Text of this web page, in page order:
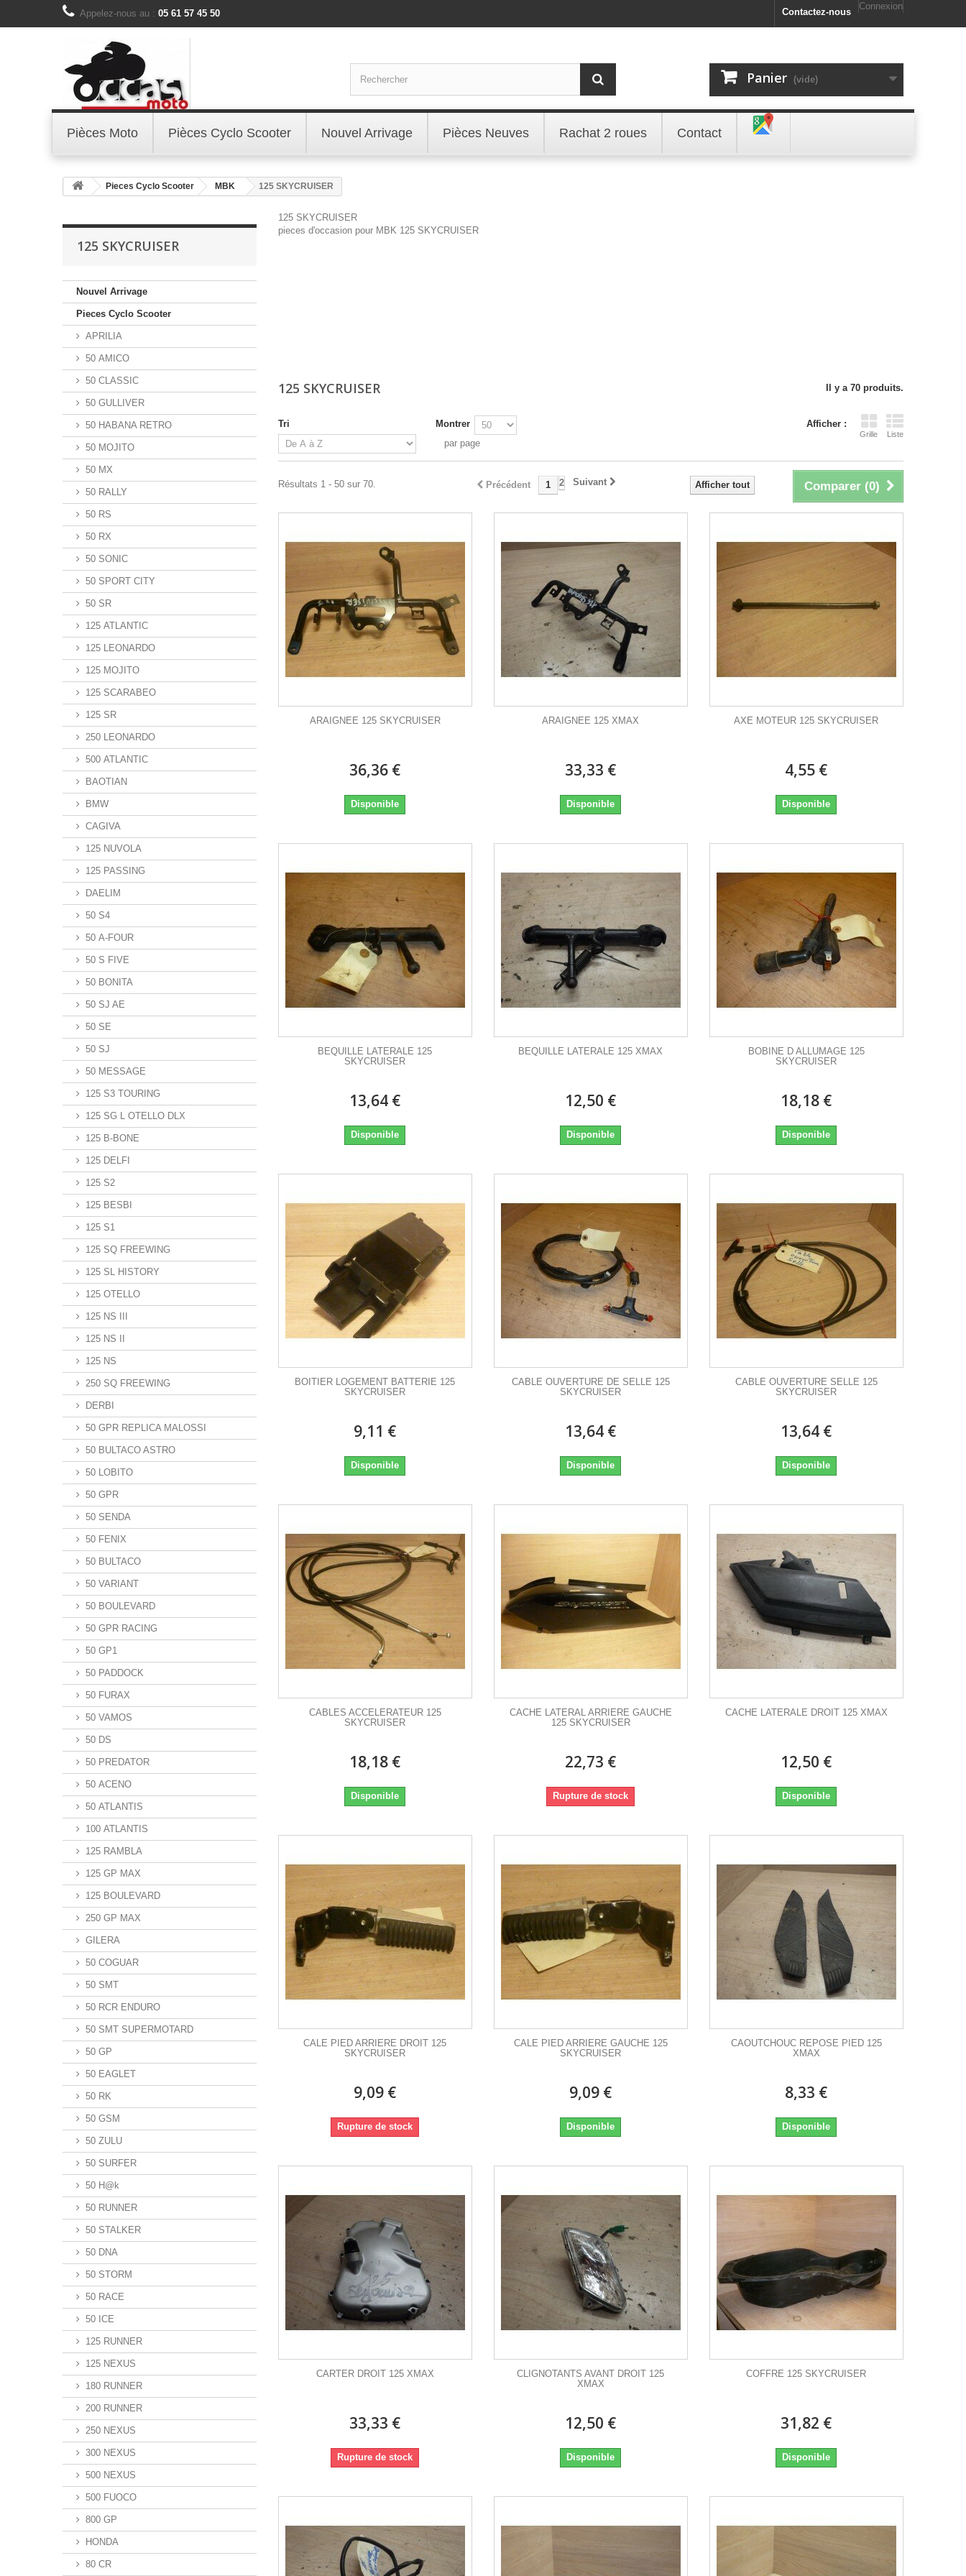
Connexion
Contactez-nous
Appelez-nous au : 05 61 57 45 50
Panier (vide)
Pièces Moto Pièces Cyclo Scooter Nouvel Arrivage Pièces Neuves Rachat 2 roues Contact
Pieces Cyclo Scooter MBK 125 SKYCRUISER
125 SKYCRUISER
Nouvel Arrivage
Pieces Cyclo Scooter
APRILIA
50 AMICO
50 CLASSIC
50 GULLIVER
50 HABANA RETRO
50 MOJITO
50 MX
50 RALLY
50 RS
50 RX
50 SONIC
50 SPORT CITY
50 SR
125 ATLANTIC
125 LEONARDO
125 MOJITO
125 SCARABEO
125 SR
250 LEONARDO
500 ATLANTIC
BAOTIAN
BMW
CAGIVA
125 NUVOLA
125 PASSING
DAELIM
50 S4
50 A-FOUR
50 S FIVE
50 BONITA
50 SJ AE
50 SE
50 SJ
50 MESSAGE
125 S3 TOURING
125 SG L OTELLO DLX
125 B-BONE
125 DELFI
125 S2
125 BESBI
125 S1
125 SQ FREEWING
125 SL HISTORY
125 OTELLO
125 NS III
125 NS II
125 NS
250 SQ FREEWING
DERBI
50 GPR REPLICA MALOSSI
50 BULTACO ASTRO
50 LOBITO
50 GPR
50 SENDA
50 FENIX
50 BULTACO
50 VARIANT
50 BOULEVARD
50 GPR RACING
50 GP1
50 PADDOCK
50 FURAX
50 VAMOS
50 DS
50 PREDATOR
50 ACENO
50 ATLANTIS
100 ATLANTIS
125 RAMBLA
125 GP MAX
125 BOULEVARD
250 GP MAX
GILERA
50 COGUAR
50 SMT
50 RCR ENDURO
50 SMT SUPERMOTARD
50 GP
50 EAGLET
50 RK
50 GSM
50 ZULU
50 SURFER
50 H@k
50 RUNNER
50 STALKER
50 DNA
50 STORM
50 RACE
50 ICE
125 RUNNER
125 NEXUS
180 RUNNER
200 RUNNER
250 NEXUS
300 NEXUS
500 NEXUS
500 FUOCO
800 GP
HONDA
80 CR
125 SKYCRUISER
pieces d'occasion pour MBK 125 SKYCRUISER
125 SKYCRUISER Il y a 70 produits.
Afficher :
Grille Liste
Tri
Montrer
par page
Comparer (0)
Afficher tout
Précédent 1 2 Suivant
Résultats 1 - 50 sur 70.
ARAIGNEE 125 SKYCRUISER
36,36 €
Disponible
ARAIGNEE 125 XMAX
33,33 €
Disponible
AXE MOTEUR 125 SKYCRUISER
4,55 €
Disponible
BEQUILLE LATERALE 125
SKYCRUISER
13,64 €
Disponible
BEQUILLE LATERALE 125 XMAX
12,50 €
Disponible
BOBINE D ALLUMAGE 125
SKYCRUISER
18,18 €
Disponible
BOITIER LOGEMENT BATTERIE 125
SKYCRUISER
9,11 €
Disponible
CABLE OUVERTURE DE SELLE 125
SKYCRUISER
13,64 €
Disponible
CABLE OUVERTURE SELLE 125
SKYCRUISER
13,64 €
Disponible
CABLES ACCELERATEUR 125
SKYCRUISER
18,18 €
Disponible
CACHE LATERAL ARRIERE GAUCHE
125 SKYCRUISER
22,73 €
Rupture de stock
CACHE LATERALE DROIT 125 XMAX
12,50 €
Disponible
CALE PIED ARRIERE DROIT 125
SKYCRUISER
9,09 €
Rupture de stock
CALE PIED ARRIERE GAUCHE 125
SKYCRUISER
9,09 €
Disponible
CAOUTCHOUC REPOSE PIED 125
XMAX
8,33 €
Disponible
CARTER DROIT 125 XMAX
33,33 €
Rupture de stock
CLIGNOTANTS AVANT DROIT 125
XMAX
12,50 €
Disponible
COFFRE 125 SKYCRUISER
31,82 €
Disponible